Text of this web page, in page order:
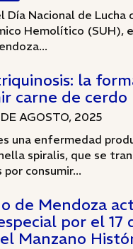
Día Nacional de Lucha
Hemolítico (SUH),
la
carne de cerdo
AGOSTO, 2025
una enfermedad
spiralis, que se
por consumir...
de Mendoza
por el 17
Manzano